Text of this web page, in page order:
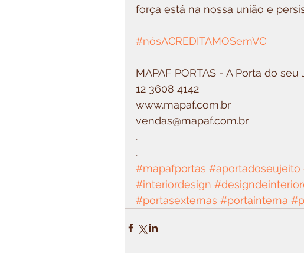
força está na nossa união e
#nósACREDITAMOSemVC
MAPAF PORTAS - A Porta do seu
12 3608 4142
www.mapaf.com.br
vendas@mapaf.com.br
.
.
#mapafportas #aportadoseujeito
#interiordesign
#portasexternas #portainterna